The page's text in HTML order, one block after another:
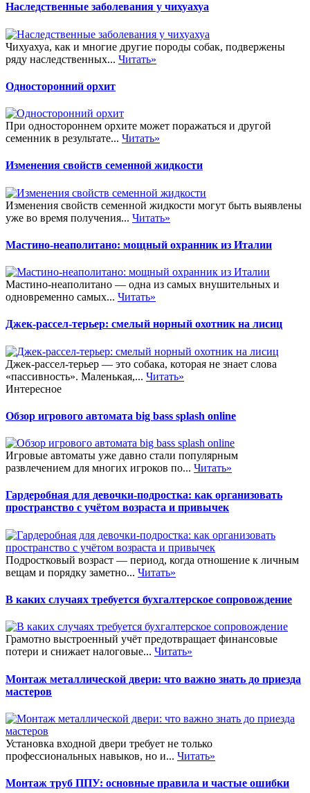
Наследственные заболевания у чихуахуа
Чихуахуа, как и многие другие породы собак, подвержены
ряду наследственных... Читать»
Односторонний орхит
При одностороннем орхите может поражаться и другой
семенник в результате... Читать»
Изменения свойств семенной жидкости
Изменения свойств семенной жидкости могут быть выявлены
уже во время получения... Читать»
Мастино-неаполитано: мощный охранник из Италии
Мастино-неаполитано — одна из самых внушительных и
одновременно самых... Читать»
Джек-рассел-терьер: смелый норный охотник на лисиц
Джек-рассел-терьер — это собака, которая не знает слова
«пассивность». Маленькая,... Читать»
Интересное
Обзор игрового автомата big bass splash online
Игровые автоматы уже давно стали популярным
развлечением для многих игроков по... Читать»
Гардеробная для девочки-подростка: как организовать
пространство с учётом возраста и привычек
Подростковый возраст — период, когда отношение к личным
вещам и порядку заметно... Читать»
В каких случаях требуется бухгалтерское сопровождение
Грамотно выстроенный учёт предотвращает финансовые
потери и снижает налоговые... Читать»
Монтаж металлической двери: что важно знать до приезда
мастеров
Установка входной двери требует не только
профессиональных навыков, но и... Читать»
Монтаж труб ППУ: основные правила и частые ошибки